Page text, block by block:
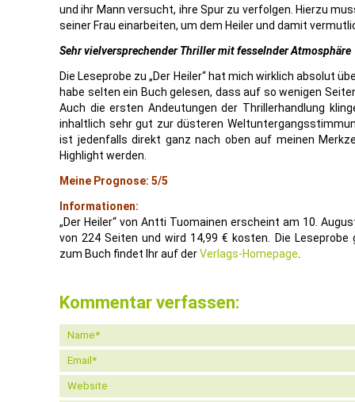
und ihr Mann versucht, ihre Spur zu verfolgen. Hierzu
seiner Frau einarbeiten, um dem Heiler und damit
Sehr vielversprechender Thriller mit fesselnder Atmosphäre
Die Leseprobe zu „Der Heiler“ hat mich wirklich absolut
habe selten ein Buch gelesen, dass auf so wenigen
Auch die ersten Andeutungen der Thrillerhandlung
inhaltlich sehr gut zur düsteren
ist jedenfalls direkt ganz nach oben auf meinen
Highlight werden.
Meine Prognose: 5/5
Informationen:
„Der Heiler“ von Antti Tuomainen erscheint am 10.
von 224 Seiten und wird 14,99 € kosten. Die
zum Buch findet Ihr auf derVerlags-Homepage
Kommentar verfassen: